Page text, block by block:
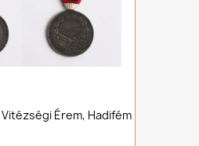
Érem, Hadifém